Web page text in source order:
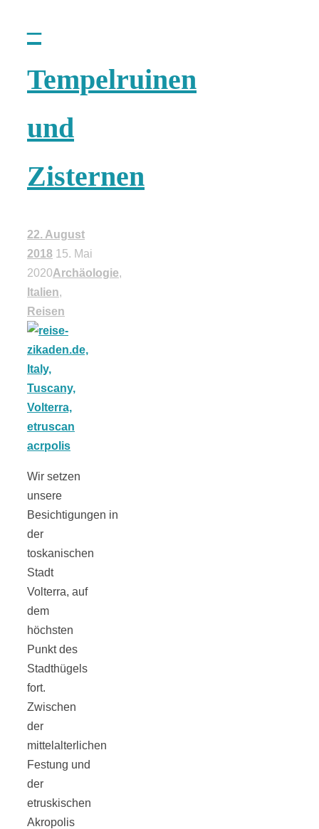
–
Tempelruinen
und
Zisternen
22. August
2018 15. Mai
2020Archäologie,
Italien,
Reisen
Wir setzen
unsere
Besichtigungen in
der
toskanischen
Stadt
Volterra, auf
dem
höchsten
Punkt des
Stadthügels
fort.
Zwischen
der
mittelalterlichen
Festung und
der
etruskischen
Akropolis